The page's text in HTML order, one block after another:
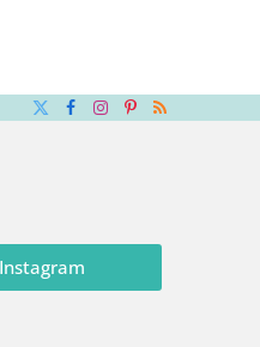
X
Facebook
Instagram
Pinterest
RSS